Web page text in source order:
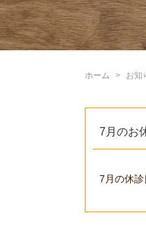
ホーム お知
7月のお
7月の休診